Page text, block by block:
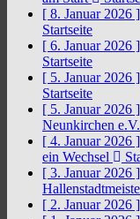
[ 8. Januar 2026 ]
Startseite
[ 6. Januar 2026 ]
Startseite
[ 5. Januar 2026 ]
Startseite
[ 5. Januar 2026 ]
Neunkirchen
[ 4. Januar 2026 ]
ein Wechsel
[ 3. Januar 2026 ]
[ 2. Januar 2026 ]